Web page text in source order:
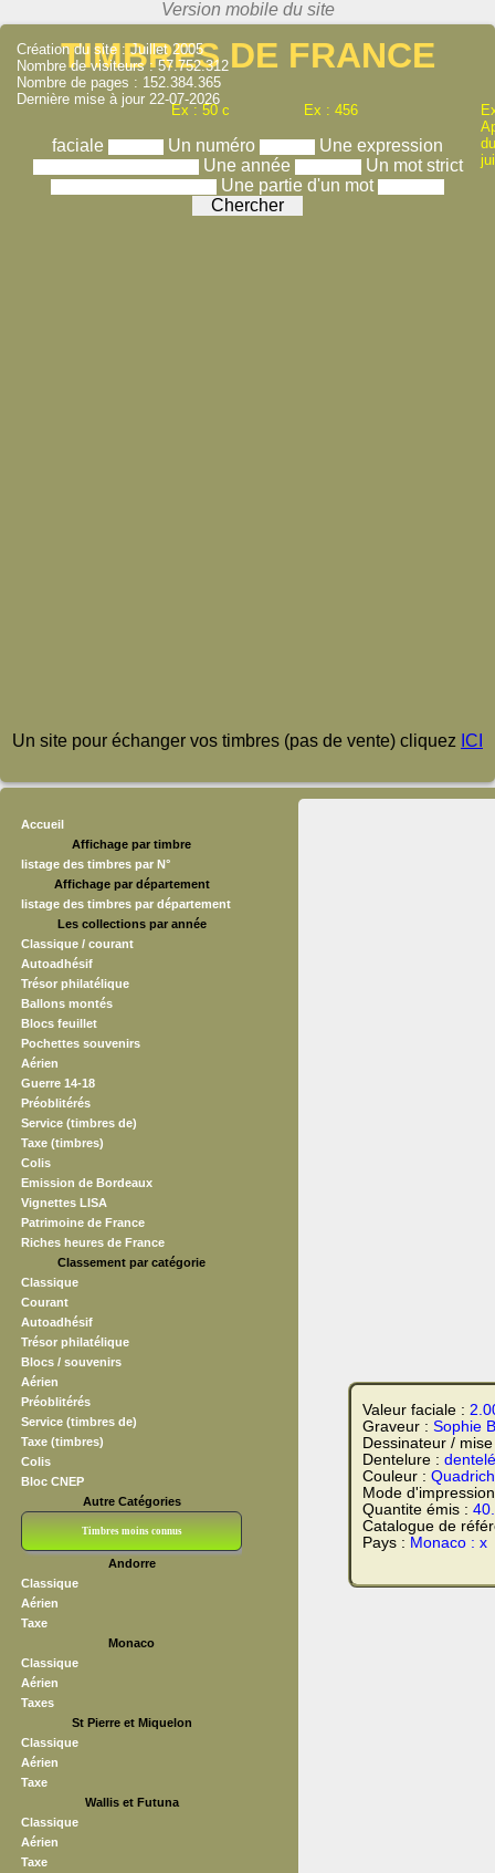
TIMBRES DE FRANCE
Ex : 50 c Ex : 456
faciale Un numéro
Une expression
Une année
Un mot strict
Une partie d'un mot
Création du site : Juillet 2005
Nombre de visiteurs : 57.752.312
Nombre de pages : 152.384.365
Dernière mise à jour 22-07-2026
Un site pour échanger vos timbres (pas de vente) cliquez ICI
Accueil
Affichage par timbre
listage des timbres par N°
Affichage par département
listage des timbres par département
Les collections par année
Classique / courant
Autoadhésif
Trésor philatélique
Ballons montés
Blocs feuillet
Pochettes souvenirs
Aérien
Guerre 14-18
Préoblitérés
Service (timbres de)
Taxe (timbres)
Colis
Emission de Bordeaux
Vignettes LISA
Patrimoine de France
Riches heures de France
Classement par catégorie
Classique
Courant
Autoadhésif
Trésor philatélique
Blocs / souvenirs
Aérien
Préoblitérés
Service (timbres de)
Taxe (timbres)
Colis
Bloc CNEP
Autre Catégories
Timbres moins connus
Andorre
Classique
Aérien
Taxe
Monaco
Classique
Aérien
Taxes
St Pierre et Miquelon
Classique
Aérien
Taxe
Wallis et Futuna
Classique
Aérien
Taxe
Valeur faciale :
Graveur : Sophie
Dessinateur /
Dentelure : dentelé
Couleur :
Mode
Quantite émis :
Catalogue de
Pays : Monaco : x